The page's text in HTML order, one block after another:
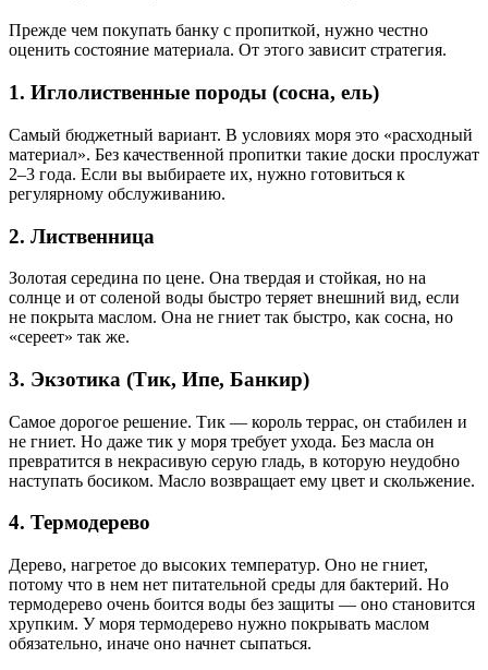
Прежде чем покупать банку с пропиткой, нужно честно
оценить состояние материала. От этого зависит стратегия.
1. Иглолиственные породы (сосна, ель)
Самый бюджетный вариант. В условиях моря это «расходный
материал». Без качественной пропитки такие доски прослужат
2–3 года. Если вы выбираете их, нужно готовиться к
регулярному обслуживанию.
2. Лиственница
Золотая середина по цене. Она твердая и стойкая, но на
солнце и от соленой воды быстро теряет внешний вид, если
не покрыта маслом. Она не гниет так быстро, как сосна, но
«сереет» так же.
3. Экзотика (Тик, Ипе, Банкир)
Самое дорогое решение. Тик — король террас, он стабилен и
не гниет. Но даже тик у моря требует ухода. Без масла он
превратится в некрасивую серую гладь, в которую неудобно
наступать босиком. Масло возвращает ему цвет и скольжение.
4. Термодерево
Дерево, нагретое до высоких температур. Оно не гниет,
потому что в нем нет питательной среды для бактерий. Но
термодерево очень боится воды без защиты — оно становится
хрупким. У моря термодерево нужно покрывать маслом
обязательно, иначе оно начнет сыпаться.